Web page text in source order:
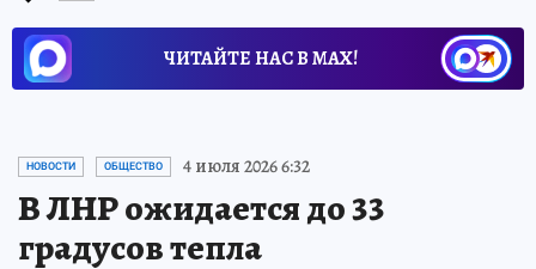
ЧИТАЙТЕ НАС В МАХ!
НОВОСТИ ОБЩЕСТВО 4 июля 2026 6:32
В ЛНР ожидается до 33
градусов тепла